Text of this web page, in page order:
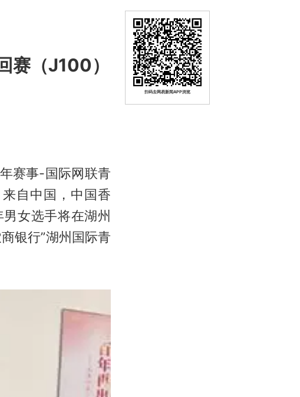
赛（J100）
赛事-国际网联青
自中国，中国香
女选手将在湖州
银行”湖州国际青
扫码去网易新闻APP浏览